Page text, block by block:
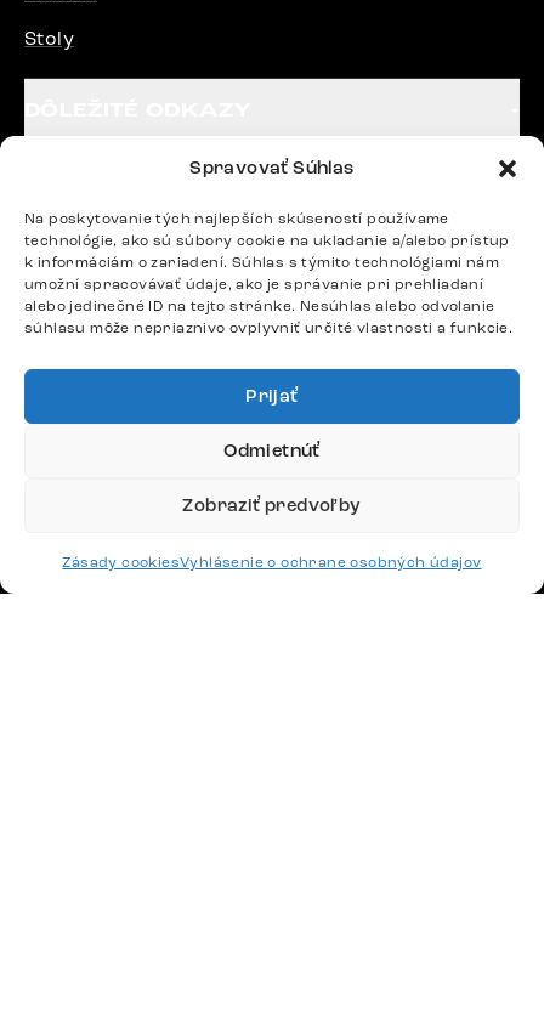
Spravovať Súhlas
Na poskytovanie tých najlepších skúseností používame
technológie, ako sú súbory cookie na ukladanie a/alebo prístup
k informáciám o zariadení. Súhlas s týmito technológiami nám
umožní spracovávať údaje, ako je správanie pri prehliadaní
alebo jedinečné ID na tejto stránke. Nesúhlas alebo odvolanie
súhlasu môže nepriaznivo ovplyvniť určité vlastnosti a funkcie.
Prijať
Odmietnúť
Zobraziť predvoľby
Zásady cookiesVyhlásenie o ochrane osobných údajov
Stoly
SLEDUJTE NÁS
Potrebujete radu? Ozvite sa.
+420 770 313 313
Po – Pia: 9:00 – 17:00